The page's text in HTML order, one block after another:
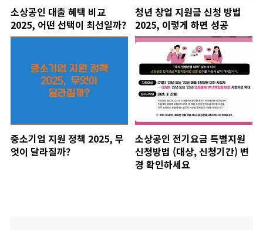
소상공인 대출 혜택 비교
2025, 어떤 선택이 최선일까?
청년 창업 지원금 신청 방법
2025, 이렇게 하면 성공
중소기업 지원 정책 2025, 무
엇이 달라질까?
소상공인 전기요금 특별지원
신청방법 (대상, 신청기간) 변
경 확인하세요